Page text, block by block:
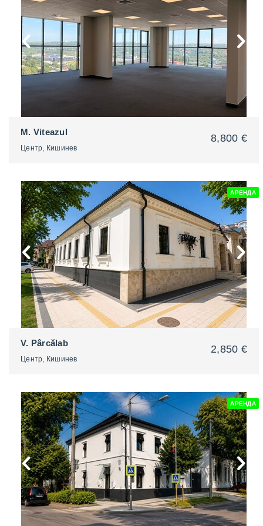
2
2
M. Viteazul
Центр, Кишинев
8,800 €
АРЕНДА
2
V. Pârcălab
Центр, Кишинев
2,850 €
АРЕНДА